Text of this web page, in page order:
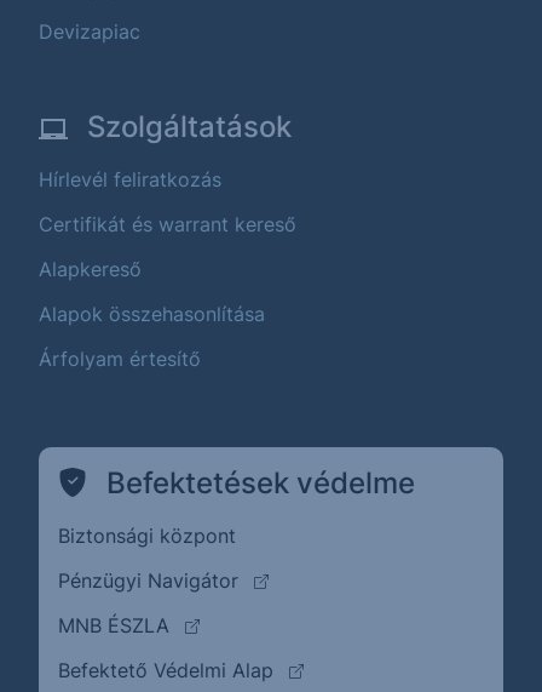
Devizapiac
Szolgáltatások
Hírlevél feliratkozás
Certifikát és warrant kereső
Alapkereső
Alapok összehasonlítása
Árfolyam értesítő
Befektetések védelme
Biztonsági központ
Pénzügyi Navigátor
(külső oldalra ugrik)
MNB ÉSZLA
(külső oldalra ugrik)
Befektető Védelmi Alap
(külső oldalra ugrik)